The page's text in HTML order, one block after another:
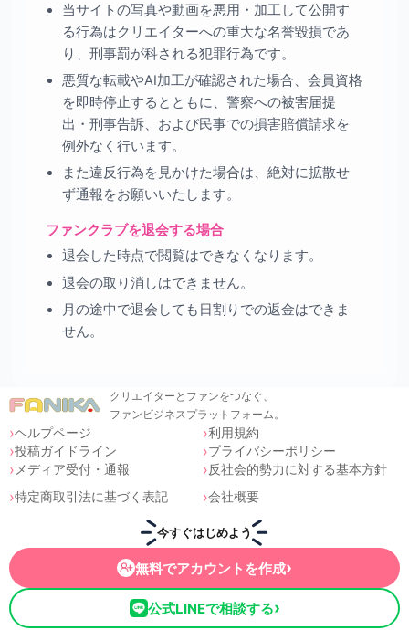
当サイトの写真や動画を悪用・加工して公開す
る行為はクリエイターへの重大な名誉毀損であ
り、刑事罰が科される犯罪行為です。
悪質な転載やAI加工が確認された場合、会員資格
を即時停止するとともに、警察への被害届提
出・刑事告訴、および民事での損害賠償請求を
例外なく行います。
また違反行為を見かけた場合は、絶対に拡散せ
ず通報をお願いいたします。
ファンクラブを退会する場合
退会した時点で閲覧はできなくなります。
退会の取り消しはできません。
月の途中で退会しても日割りでの返金はできま
せん。
クリエイターとファンをつなぐ、
ファンビジネスプラットフォーム。
ヘルプページ
投稿ガイドライン
メディア受付・通報
利用規約
プライバシーポリシー
反社会的勢力に対する基本方針
特定商取引法に基づく表記
会社概要
今すぐはじめよう
無料でアカウントを作成›
公式LINEで相談する›